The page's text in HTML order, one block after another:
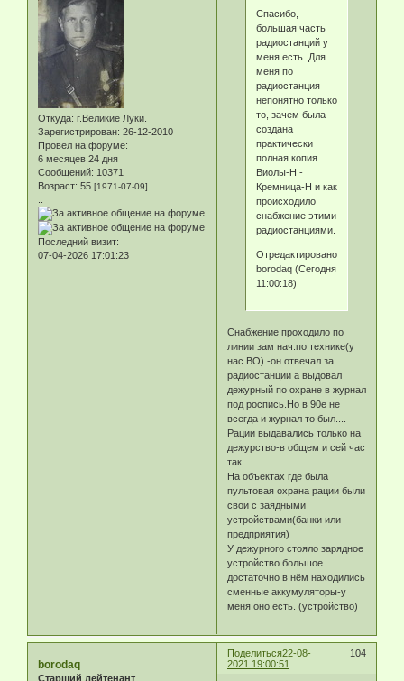
Откуда: г.Великие Луки.
Зарегистрирован: 26-12-2010
Провел на форуме:
6 месяцев 24 дня
Сообщений: 10371
Возраст: 55 [1971-07-09]
.:
Последний визит:
07-04-2026 17:01:23
Спасибо,
большая часть
радиостанций у
меня есть. Для
меня по
радиостанция
непонятно только
то, зачем была
создана
практически
полная копия
Виолы-Н -
Кремница-Н и как
происходило
снабжение этими
радиостанциями.
Отредактировано
borodaq (Сегодня
11:00:18)
Снабжение проходило по
линии зам нач.по технике(у
нас ВО) -он отвечал за
радиостанции а выдовал
дежурный по охране в журнал
под роспись.Но в 90е не
всегда и журнал то был....
Рации выдавались только на
дежурство-в общем и сей час
так.
На объектах где была
пультовая охрана рации были
свои с заядными
устройствами(банки или
предприятия)
У дежурного стояло зарядное
устройство большое
достаточно в нём находились
сменные аккумуляторы-у
меня оно есть. (устройство)
Поделиться 104
22-08-
2021 19:00:51
borodaq
Старший лейтенант